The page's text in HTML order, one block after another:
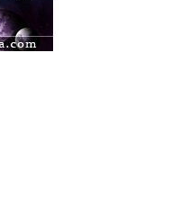
(Basic